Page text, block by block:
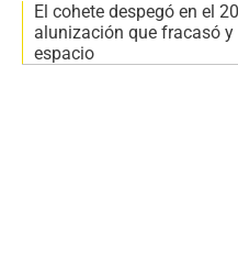
El cohete despegó en el
alunización que fracasó y
espacio